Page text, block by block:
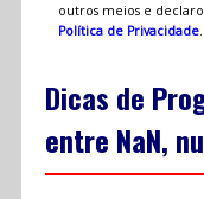
outros meios e
Política de Privacidade.
Dicas de
entre NaN,